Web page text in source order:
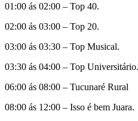
01:00 ás 02:00 – Top 40.
02:00 ás 03:00 – Top 20.
03:00 ás 03:30 – Top Musical.
03:30 ás 04:00 – Top Universitário.
06:00 ás 08:00 – Tucunaré Rural
08:00 ás 12:00 – Isso é bem Juara.